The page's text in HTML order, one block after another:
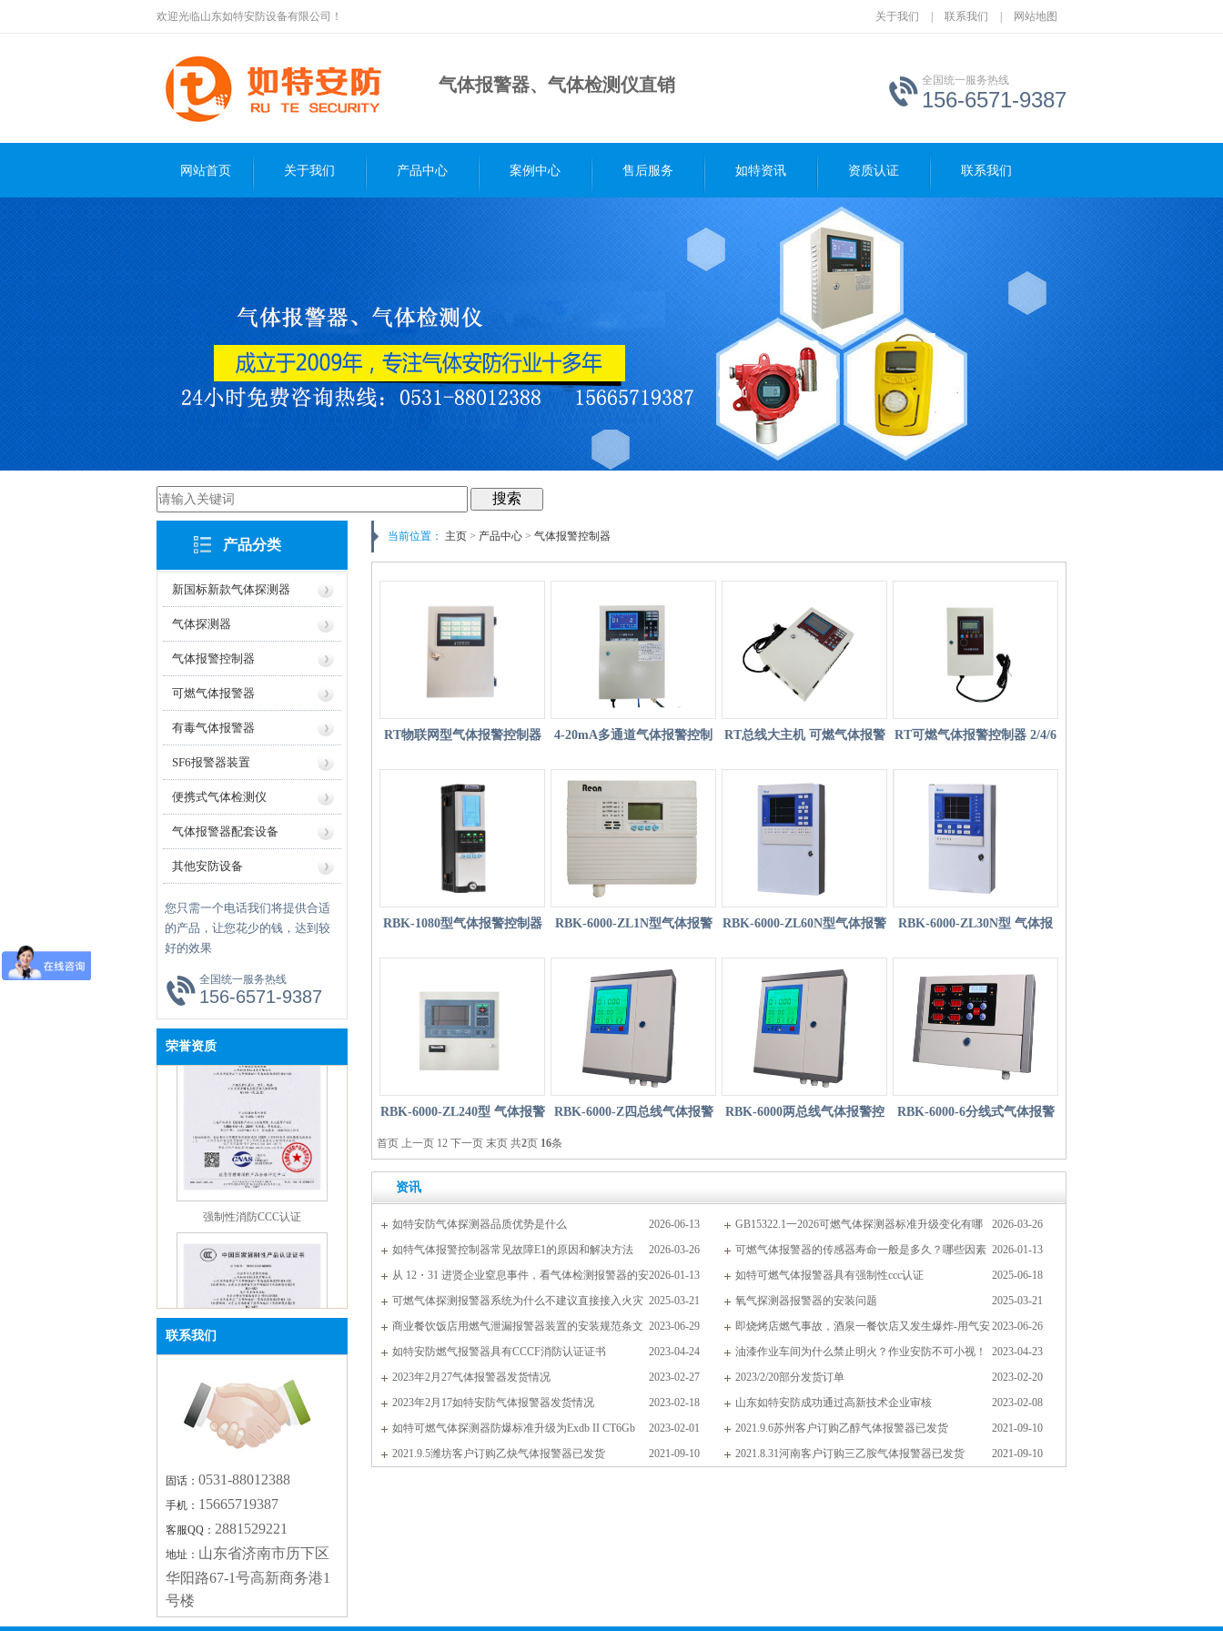
欢迎光临山东如特安防设备有限公司！ 关于我们 联系我们 网站地图
气体报警器、气体检测仪直销 全国统一服务热线
156-6571-9387
网站首页 关于我们 产品中心 案例中心 售后服务 如特资讯 资质认证 联系我们
产品分类
新国标新款气体探测器
气体探测器
气体报警控制器
可燃气体报警器
有毒气体报警器
SF6报警器装置
便携式气体检测仪
气体报警器配套设备
其他安防设备
您只需一个电话我们将提供合适
的产品，让您花少的钱，达到较
好的效果
全国统一服务热线
156-6571-9387
荣誉资质
强制性消防CCC认证
16可燃气体报警主机CCC证书
联系我们
固话： 0531-88012388
手机： 15665719387
客服QQ： 2881529221
地址： 山东省济南市历下区
华阳路67-1号高新商务港1
号楼
当前位置： 主页 > 产品中心 > 气体报警控制器
RT物联网型气体报警控制器
无线工控机
4-20mA多通道气体报警控制
器
RT总线大主机 可燃气体报警
控制器
RT可燃气体报警控制器 2/4/6
小主机
RBK-1080型气体报警控制器 RBK-6000-ZL1N型气体报警
控制器
RBK-6000-ZL60N型气体报警
控制器
RBK-6000-ZL30N型 气体报
警控制器
RBK-6000-ZL240型 气体报警
控制器
RBK-6000-Z四总线气体报警 RBK-6000两总线气体报警控 RBK-6000-6分线式气体报警
首页 上一页 12 下一页 末页 共2页 16条
资讯
2026-06-13
如特安防气体探测器品质优势是什么 2026-03-26
GB15322.1一2026可燃气体探测器标准升级变化有哪
些
2026-03-26
如特气体报警控制器常见故障E1的原因和解决方法 2026-01-13
可燃气体报警器的传感器寿命一般是多久？哪些因素
会加速传感器老化？
2026-01-13
从 12・31 进贤企业窒息事件，看气体检测报警器的安
全 “守护力”
2025-06-18
如特可燃气体报警器具有强制性ccc认证
2025-03-21
可燃气体探测报警器系统为什么不建议直接接入火灾
报警系统
2025-03-21
氧气探测器报警器的安装问题
2023-06-29
商业餐饮饭店用燃气泄漏报警器装置的安装规范条文
有哪些？
2023-06-26
即烧烤店燃气事故，酒泉一餐饮店又发生爆炸-用气安
防 不容小觑
2023-04-24
如特安防燃气报警器具有CCCF消防认证证书 2023-04-23
油漆作业车间为什么禁止明火？作业安防不可小视！
2023-02-27
2023年2月27气体报警器发货情况 2023-02-20
2023/2/20部分发货订单
2023-02-18
2023年2月17如特安防气体报警器发货情况 2023-02-08
山东如特安防成功通过高新技术企业审核
2023-02-01
如特可燃气体探测器防爆标准升级为Exdb II CT6Gb 2021-09-10
2021.9.6苏州客户订购乙醇气体报警器已发货
2021-09-10
2021.9.5潍坊客户订购乙炔气体报警器已发货 2021-09-10
2021.8.31河南客户订购三乙胺气体报警器已发货